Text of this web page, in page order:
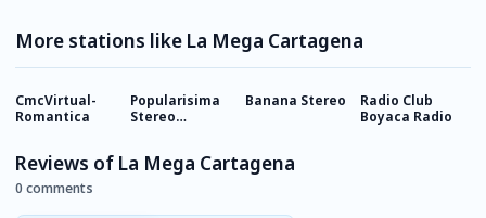
More stations like La Mega Cartagena
CmcVirtual-
Romantica
Popularisima
Stereo
Banana Stereo
Radio Club
Boyaca Radio
Reviews of La Mega Cartagena
0 comments